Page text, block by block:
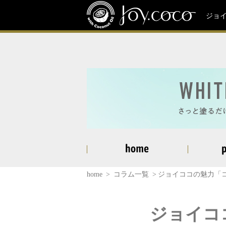
ジョ
home コラム一覧 ジョイココの魅力「
ジョイ